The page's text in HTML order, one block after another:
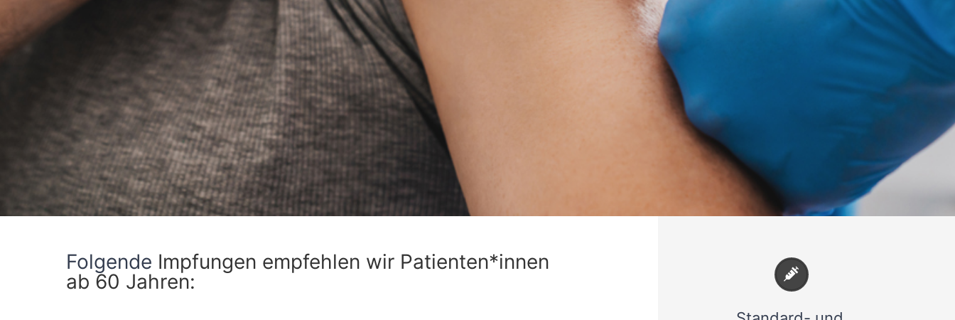
Folgende Impfungen empfehlen wir Patienten*innen
ab 60 Jahren: